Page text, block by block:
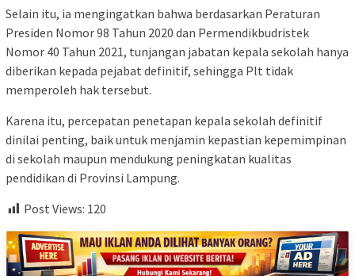
Selain itu, ia mengingatkan bahwa berdasarkan Peraturan
Presiden Nomor 98 Tahun 2020 dan Permendikbudristek
Nomor 40 Tahun 2021, tunjangan jabatan kepala sekolah hanya
diberikan kepada pejabat definitif, sehingga Plt tidak
memperoleh hak tersebut.
Karena itu, percepatan penetapan kepala sekolah definitif
dinilai penting, baik untuk menjamin kepastian kepemimpinan
di sekolah maupun mendukung peningkatan kualitas
pendidikan di Provinsi Lampung.
Post Views: 120